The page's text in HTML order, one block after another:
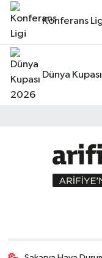
Konferans
Dünya